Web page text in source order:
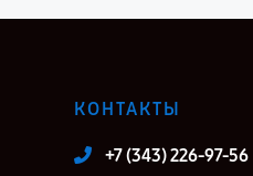
КОНТАКТЫ
+7 (343) 226-97-56